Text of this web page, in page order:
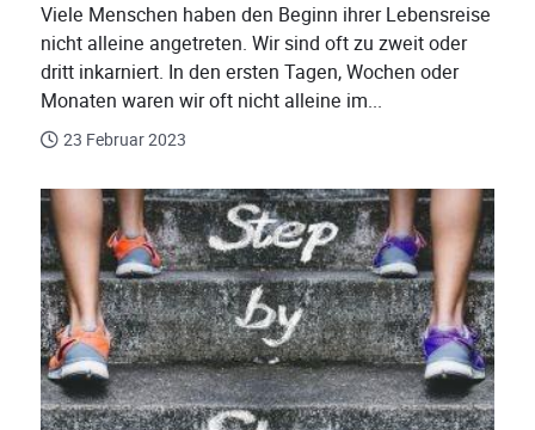
Viele Menschen haben den Beginn ihrer Lebensreise
nicht alleine angetreten. Wir sind oft zu zweit oder
dritt inkarniert. In den ersten Tagen, Wochen oder
Monaten waren wir oft nicht alleine im...
23 Februar 2023